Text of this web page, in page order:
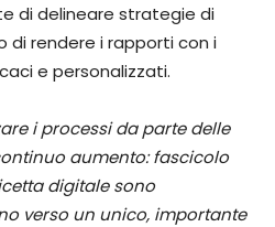
di delineare strategie di
di rendere i rapporti con i
e personalizzati.
i processi da parte delle
aumento: fascicolo
digitale sono
verso un unico, importante